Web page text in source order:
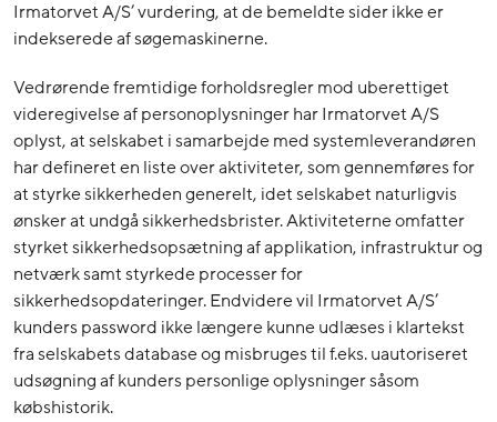
Irmatorvet A/S’ vurdering, at de bemeldte sider ikke er
indekserede af søgemaskinerne.
Vedrørende fremtidige forholdsregler mod uberettiget
videregivelse af personoplysninger har Irmatorvet A/S
oplyst, at selskabet i samarbejde med systemleverandøren
har defineret en liste over aktiviteter, som gennemføres for
at styrke sikkerheden generelt, idet selskabet naturligvis
ønsker at undgå sikkerhedsbrister. Aktiviteterne omfatter
styrket sikkerhedsopsætning af applikation, infrastruktur og
netværk samt styrkede processer for
sikkerhedsopdateringer. Endvidere vil Irmatorvet A/S’
kunders password ikke længere kunne udlæses i klartekst
fra selskabets database og misbruges til f.eks. uautoriseret
udsøgning af kunders personlige oplysninger såsom
købshistorik.